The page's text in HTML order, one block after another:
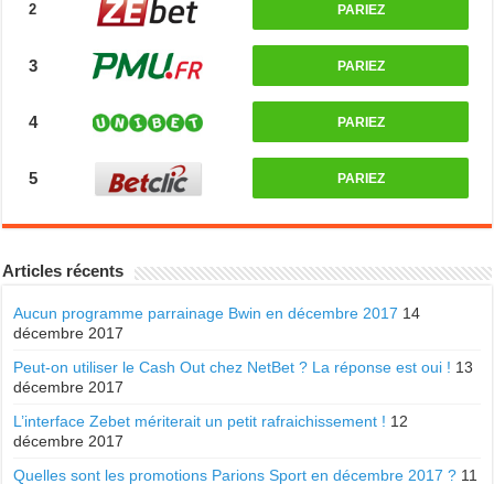
2 PARIEZ
3 PARIEZ
4 PARIEZ
5 PARIEZ
Articles récents
Aucun programme parrainage Bwin en décembre 2017 14
décembre 2017
Peut-on utiliser le Cash Out chez NetBet ? La réponse est oui ! 13
décembre 2017
L’interface Zebet mériterait un petit rafraichissement ! 12
décembre 2017
Quelles sont les promotions Parions Sport en décembre 2017 ? 11